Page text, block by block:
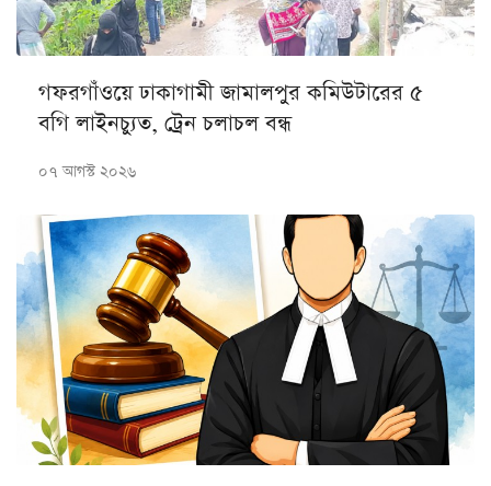
গফরগাঁওয়ে ঢাকাগামী জামালপুর কমিউটারের ৫
বগি লাইনচ্যুত, ট্রেন চলাচল বন্ধ
০৭ আগস্ট ২০২৬